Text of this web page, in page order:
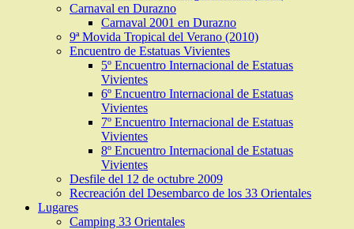
Carnaval en Durazno
Carnaval 2001 en Durazno
9ª Movida Tropical del Verano (2010)
Encuentro de Estatuas Vivientes
5º Encuentro Internacional de Estatuas
Vivientes
6º Encuentro Internacional de Estatuas
Vivientes
7º Encuentro Internacional de Estatuas
Vivientes
8º Encuentro Internacional de Estatuas
Vivientes
Desfile del 12 de octubre 2009
Recreación del Desembarco de los 33 Orientales
Lugares
Camping 33 Orientales